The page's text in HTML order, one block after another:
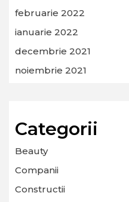
februarie 2022
ianuarie 2022
decembrie 2021
noiembrie 2021
Categorii
Beauty
Companii
Constructii